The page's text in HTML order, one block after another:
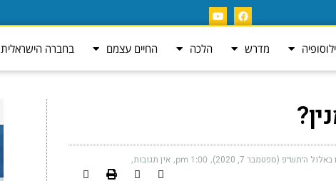
מדרש הלכה החיים עצמם בחברה הישראלית
באלול ה׳תש״פ (ספטמבר 7, 2020) 1:00 pm אין תגובות